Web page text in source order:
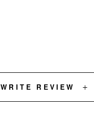
WRITE REVIEW